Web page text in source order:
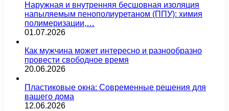
Наружная и внутренняя бесшовная изоляция
напыляемым пенополиуретаном (ППУ): химия
полимеризации,…
01.07.2026
Как мужчина может интересно и разнообразно
провести свободное время
20.06.2026
Пластиковые окна: Современные решения для
вашего дома
12.06.2026